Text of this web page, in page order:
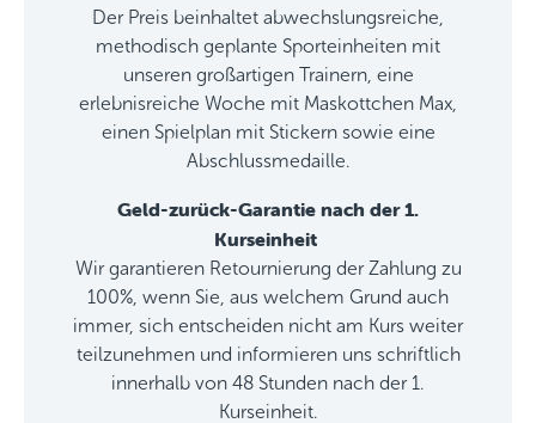
Der Preis beinhaltet abwechslungsreiche,
methodisch geplante Sporteinheiten mit
unseren großartigen Trainern, eine
erlebnisreiche Woche mit Maskottchen Max,
einen Spielplan mit Stickern sowie eine
Abschlussmedaille.
Geld-zurück-Garantie nach der 1.
Kurseinheit
Wir garantieren Retournierung der Zahlung zu
100%, wenn Sie, aus welchem Grund auch
immer, sich entscheiden nicht am Kurs weiter
teilzunehmen und informieren uns schriftlich
innerhalb von 48 Stunden nach der 1.
Kurseinheit.